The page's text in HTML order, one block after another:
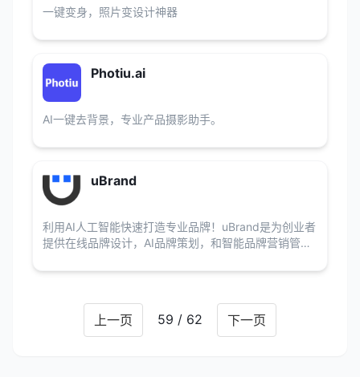
一键变身，照片变设计神器
Photiu.ai
AI一键去背景，专业产品摄影助手。
uBrand
利用AI人工智能快速打造专业品牌！uBrand是为创业者
提供在线品牌设计，AI品牌策划，和智能品牌营销管理
上一页 59 / 62 下一页